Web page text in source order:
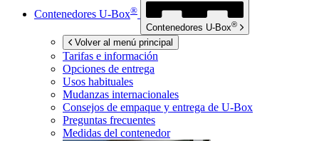
Contenedores U-Box®
Contenedores U-Box®
Volver al menú principal
Tarifas e información
Opciones de entrega
Usos habituales
Mudanzas internacionales
Consejos de empaque y entrega de U-Box
Preguntas frecuentes
Medidas del contenedor